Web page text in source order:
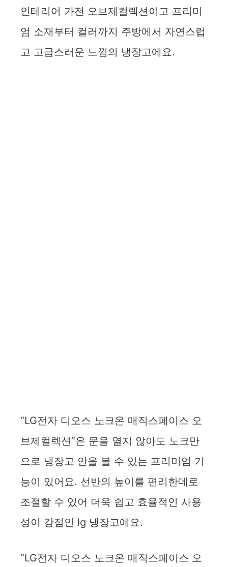
인테리어 가전 오브제컬렉션이고 프리미
엄 소재부터 컬러까지 주방에서 자연스럽
고 고급스러운 느낌의 냉장고에요.
“LG전자 디오스 노크온 매직스페이스 오
브제컬렉션”은 문을 열지 않아도 노크만
으로 냉장고 안을 볼 수 있는 프리미엄 기
능이 있어요. 선반의 높이를 편리한데로
조절할 수 있어 더욱 쉽고 효율적인 사용
성이 강점인 lg 냉장고에요.
“LG전자 디오스 노크온 매직스페이스 오